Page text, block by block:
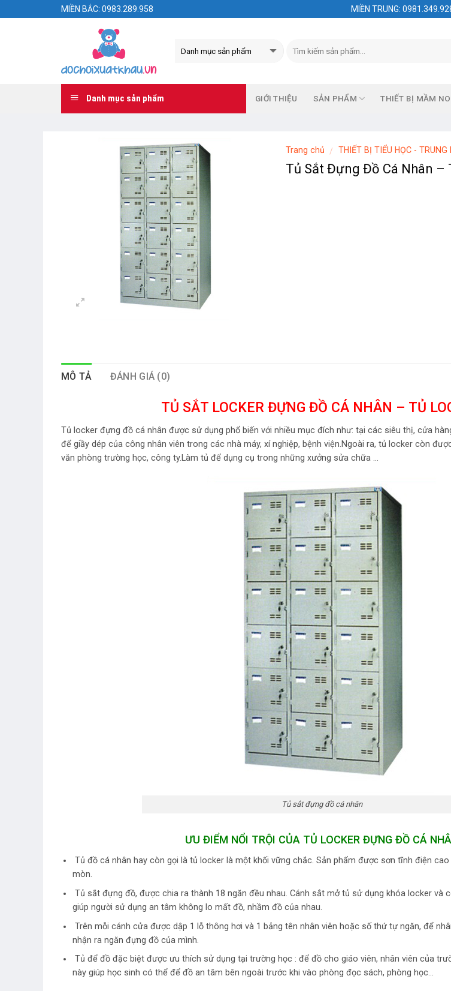
MIỀN BẮC: 0983.289.958 MIỀN TRUNG:
Danh mục sản phẩm GIỚI THIỆU SẢN PHẨM THIẾT BỊ MẦM
Trang chủ / THIẾT BỊ TIỂU HỌC - TRUNG
Tủ Sắt Đựng Đồ Cá Nhân –
MÔ TẢ ĐÁNH GIÁ (0)
TỦ SẮT LOCKER ĐỰNG ĐỒ CÁ NHÂN – TỦ
Tủ locker đựng đồ cá nhân được sử dụng phổ biến với nhiều mục đích như: tại các siêu thị, cửa
để giầy dép của công nhân viên trong các nhà máy, xí nghiệp, bệnh viện.Ngoài ra, tủ locker còn
văn phòng trường học, công ty.Làm tủ để dụng cụ trong những xưởng sửa chữa …
Tủ sắt đựng đồ cá nhân
ƯU ĐIỂM NỔI TRỘI CỦA TỦ LOCKER ĐỰNG ĐỒ CÁ
Tủ đồ cá nhân hay còn gọi là tủ locker là một khối vững chắc. Sản phẩm được sơn tĩnh điện
mòn.
Tủ sắt đựng đồ, được chia ra thành 18 ngăn đều nhau. Cánh sắt mở tủ sử dụng khóa locker và
giúp người sử dụng an tâm không lo mất đồ, nhầm đồ của nhau.
Trên mỗi cánh cửa được dập 1 lỗ thông hơi và 1 bảng tên nhân viên hoặc số thứ tự ngăn, để
nhận ra ngăn đựng đồ của mình.
Tủ để đồ đặc biệt được ưu thích sử dụng tại trường học : để đồ cho giáo viên, nhân viên của
này giúp học sinh có thể để đồ an tâm bên ngoài trước khi vào phòng đọc sách, phòng học…